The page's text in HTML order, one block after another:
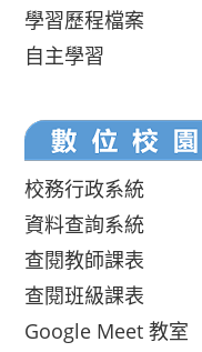
學習歷程檔案
自主學習
校務行政系統
資料查詢系統
查閱教師課表
查閱班級課表
Google Meet 教室